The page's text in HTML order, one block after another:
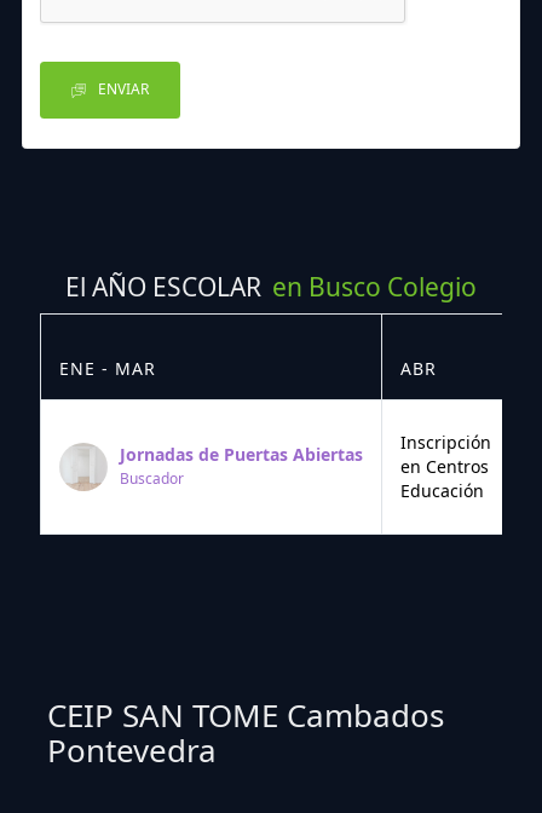
ENVIAR
El AÑO ESCOLAR en Busco Colegio
ENE - MAR ABR
Jornadas de Puertas Abiertas
Buscador
Inscripción
en Centros
Educación
CEIP SAN TOME Cambados
Pontevedra